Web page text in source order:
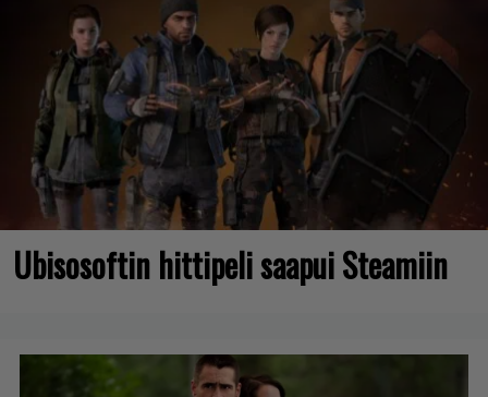
Ubisosoftin hittipeli saapui Steamiin